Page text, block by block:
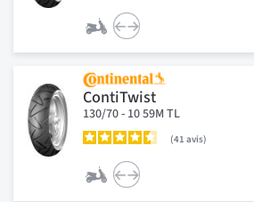
ContiTwist
130/70 - 10 59M TL
41 avis